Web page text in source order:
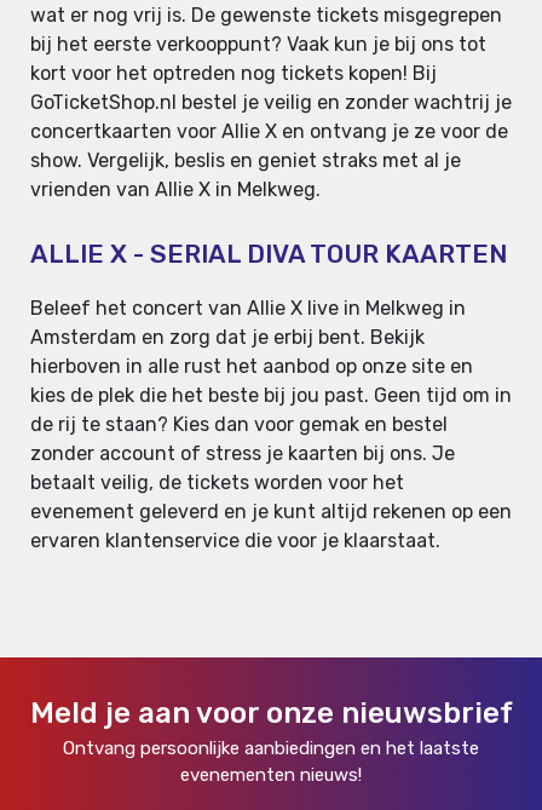
wat er nog vrij is. De gewenste tickets misgegrepen
bij het eerste verkooppunt? Vaak kun je bij ons tot
kort voor het optreden nog tickets kopen! Bij
GoTicketShop.nl bestel je veilig en zonder wachtrij je
concertkaarten voor Allie X en ontvang je ze voor de
show. Vergelijk, beslis en geniet straks met al je
vrienden van Allie X in Melkweg.
ALLIE X - SERIAL DIVA TOUR KAARTEN
Beleef het concert van Allie X live in Melkweg in
Amsterdam en zorg dat je erbij bent. Bekijk
hierboven in alle rust het aanbod op onze site en
kies de plek die het beste bij jou past. Geen tijd om in
de rij te staan? Kies dan voor gemak en bestel
zonder account of stress je kaarten bij ons. Je
betaalt veilig, de tickets worden voor het
evenement geleverd en je kunt altijd rekenen op een
ervaren klantenservice die voor je klaarstaat.
Meld je aan voor onze nieuwsbrief
Ontvang persoonlijke aanbiedingen en het laatste
evenementen nieuws!